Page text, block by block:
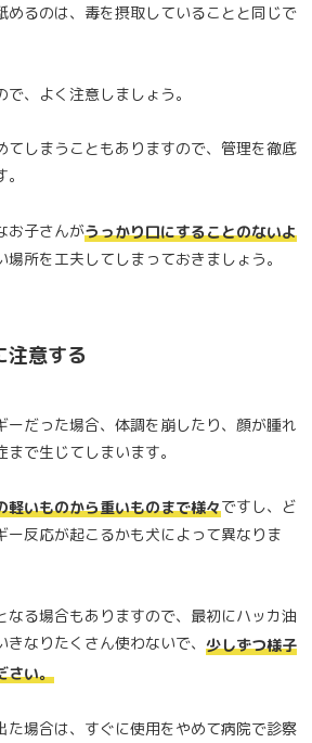
めるのは、毒を摂取していることと同じで
、よく注意しましょう。
てしまうこともありますので、管理を徹底
お子さんがうっかり口にすることのないよ
所を工夫してしまっておきましょう。
注意する
ーだった場合、体調を崩したり、顔が腫れ
で生じてしまいます。
軽いものから重いものまで様々ですし、ど
ー反応が起こるかも犬によって異なりま
なる場合もありますので、最初にハッカ油
なりたくさん使わないで、 少しずつ様子
さい。
た場合は、すぐに使用をやめて病院で診察